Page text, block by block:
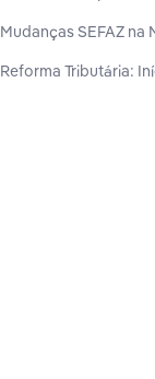
Mudanças SEFAZ na
Reforma Tributária: